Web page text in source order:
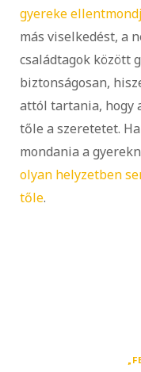
gyereke
más viselkedést, a
családtagok között
biztonságosan,
attól tartania, hogy
tőle a szeretetet.
mondania a
olyan helyzetben
tőle.